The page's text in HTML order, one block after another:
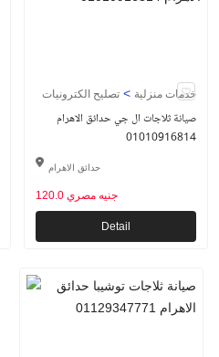
خدمات منزلية > تصليح الكترونيات
صيانة ثلاجات ال جي حدائق الاهرام
01010916814
حدائق الاهرام
120.0 جنيه مصري
Detail